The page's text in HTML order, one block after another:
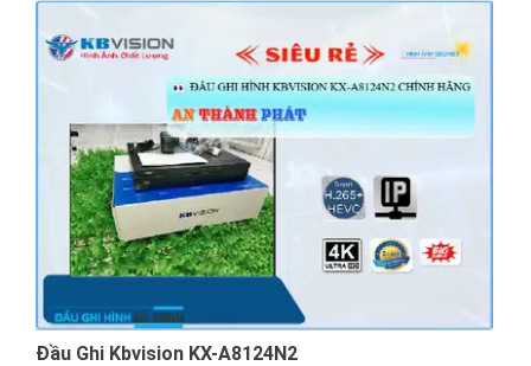
Đầu Ghi Kbvision KX-A8124N2